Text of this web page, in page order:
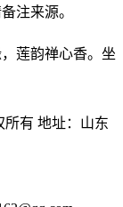
注来源。
莲韵禅心香。坐
所有 地址：山东